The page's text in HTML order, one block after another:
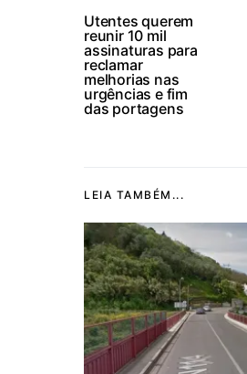
Utentes querem
reunir 10 mil
assinaturas para
reclamar
melhorias nas
urgências e fim
das portagens
LEIA TAMBÉM...